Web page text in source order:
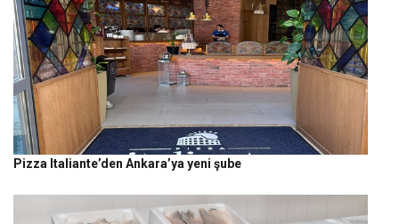
Pizza Italiante’den Ankara’ya yeni şube